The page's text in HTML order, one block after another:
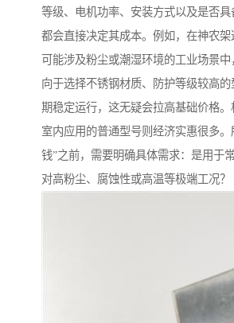
等级、电机功率、安装方式以及是否具
都会直接决定其成本。例如，在神农架
可能涉及粉尘或潮湿环境的工业场景
向于选择不锈钢材质、防护等级较高
期稳定运行，这无疑会拉高基础价格
室内应用的普通型号则经济实惠很多。
钱”之前，需要明确具体需求：是用于
对高粉尘、腐蚀性或高温等极端工况？